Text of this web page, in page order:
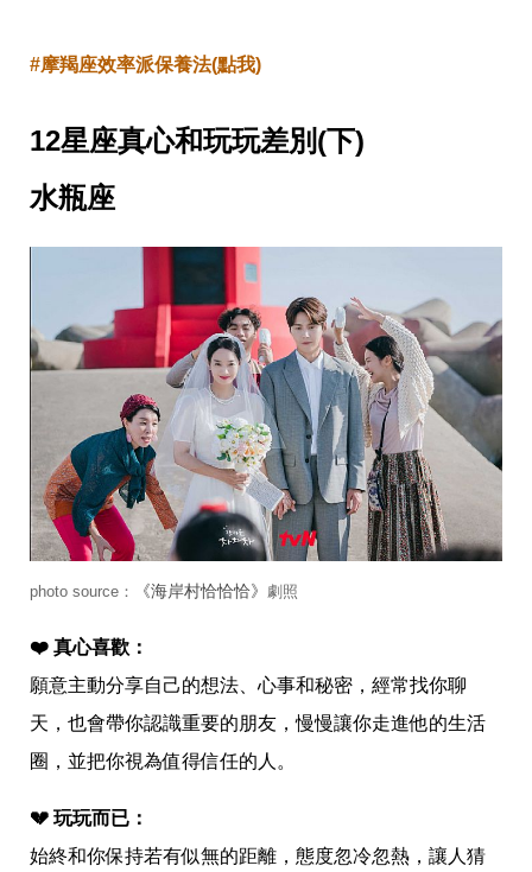
#摩羯座效率派保養法(點我)
12星座真心和玩玩差別(下)
水瓶座
photo source： 《海岸村恰恰恰》 劇照
❤️ 真心喜歡：
願意主動分享自己的想法、心事和秘密，經常找你聊
天，也會帶你認識重要的朋友，慢慢讓你走進他的生活
圈，並把你視為值得信任的人。
💔 玩玩而已：
始終和你保持若有似無的距離，態度忽冷忽熱，讓人猜